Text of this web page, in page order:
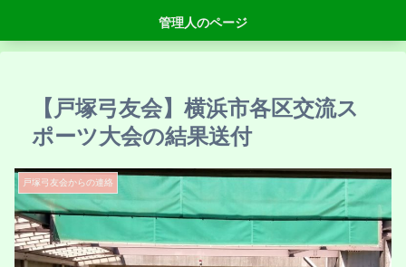
管理人のページ
【戸塚弓友会】横浜市各区交流ス
ポーツ大会の結果送付
戸塚弓友会からの連絡